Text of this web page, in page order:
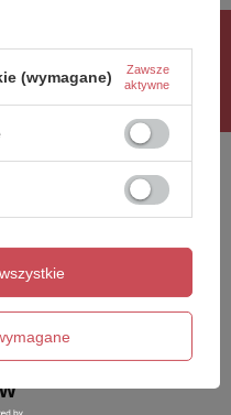
cenie
(wymagane)
Zawsze
aktywne